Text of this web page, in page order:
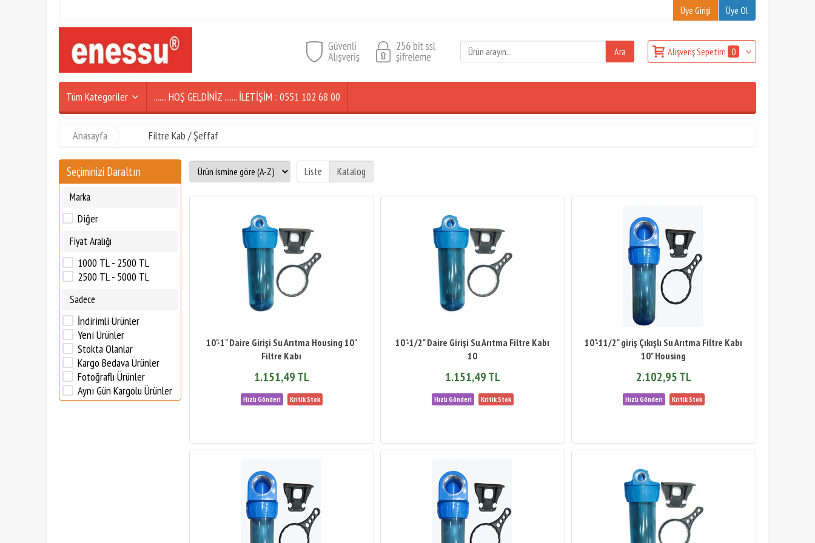
Üye Girişi Üye Ol
Alışveriş Sepetim 0
Tüm Kategoriler ....... HOŞ GELDİNİZ ....... İLETİŞİM : 0551 102 68 00
Anasayfa Filtre Kab / Şeffaf
Seçiminizi Daraltın
Marka
Diğer
Fiyat Aralığı
1000 TL - 2500 TL
2500 TL - 5000 TL
Sadece
İndirimli Ürünler
Yeni Ürünler
Stokta Olanlar
Kargo Bedava Ürünler
Fotoğraflı Ürünler
Aynı Gün Kargolu Ürünler
10"-1" Daire Girişi Su Arıtma Housing 10"
Filtre Kabı
1.151,49 TL
10"-1/2" Daire Girişi Su Arıtma Filtre Kabı
10
1.151,49 TL
10"-11/2" giriş Çıkışlı Su Arıtma Filtre Kabı
10" Housing
2.102,95 TL